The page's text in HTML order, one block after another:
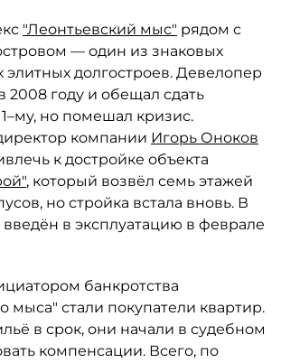
"Леонтьевский мыс" рядом с
— один из знаковых
элитных долгостроев. Девелопер
2008 году и обещал сдать
но помешал кризис.
компании Игорь Оноков
к достройке объекта
, который возвёл семь этажей
но стройка встала вновь. В
в эксплуатацию в феврале
банкротства
мыса" стали покупатели квартир.
в срок, они начали в судебном
компенсации. Всего, по